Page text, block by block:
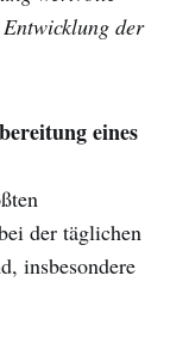
der
eines
der täglichen
insbesondere